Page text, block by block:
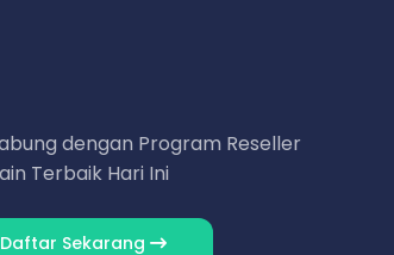
dengan Program Reseller
Terbaik Hari Ini
Daftar Sekarang